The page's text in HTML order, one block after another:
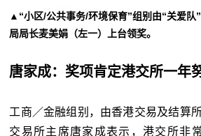
▲“小区/公共事务/环境保育”组别由“关爱队
局局长麦美娟（左一）上台领奖。
唐家成：奖项肯定港交所一年
工商／金融组别，由香港交易及结算
交易所主席唐家成表示，港交所非